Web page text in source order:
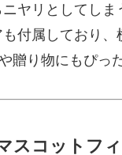
ヤリとしてし
付属しており、
贈り物にもぴっ
スコットフ